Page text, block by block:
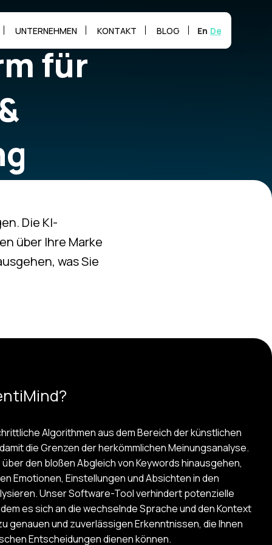
EnglishDeutsch
UNTERNEHMEN KONTAKT BLOG
für
Die KI-
über Ihre Marke
was Sie
Algorithmen aus dem Bereich der künstlichen
die Grenzen der herkömmlichen Meinungsanalyse.
den bloßen Abgleich von Keywords hinausgehen,
Emotionen, Einstellungen und Absichten in den
Unser Software-Tool verhindert potenzielle
es sich an die wechselnde Sprache und den Kontext
genauen und zuverlässigen Erkenntnissen, die Ihnen
Entscheidungen dienen können.